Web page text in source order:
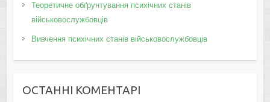
Теоретичне обґрунтування психічних станів
військовослужбовців
Вивчення психічних станів військовослужбовців
ОСТАННІ КОМЕНТАРІ